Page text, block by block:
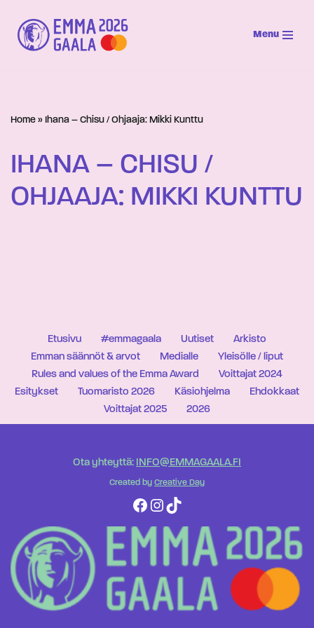
Siirry
suoraan
Menu
Home » Ihana – Chisu / Ohjaaja: Mikki Kunttu
IHANA – CHISU /
OHJAAJA: MIKKI KUNTTU
Etusivu #emmagaala Uutiset
Arkisto
Emman säännöt & arvot
Medialle
Yleisölle / liput
Rules and values of the Emma Award
Voittajat 2024
Esitykset
Tuomaristo 2026 Käsiohjelma
Ehdokkaat
Voittajat 2025
2026
Ota yhteyttä: INFO@EMMAGAALA.FI
Created by Creative Day